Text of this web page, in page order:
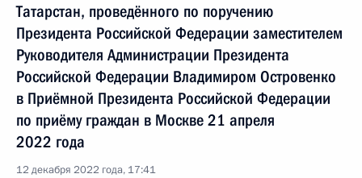
Татарстан, проведённого по поручению
Президента Российской Федерации заместителем
Руководителя Администрации Президента
Российской Федерации Владимиром Островенко
в Приёмной Президента Российской Федерации
по приёму граждан в Москве 21 апреля
2022 года
12 декабря 2022 года, 17:41